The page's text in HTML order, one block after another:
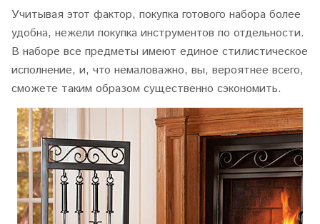
Учитывая этот фактор, покупка готового набора более
удобна, нежели покупка инструментов по отдельности.
В наборе все предметы имеют единое стилистическое
исполнение, и, что немаловажно, вы, вероятнее всего,
сможете таким образом существенно сэкономить.